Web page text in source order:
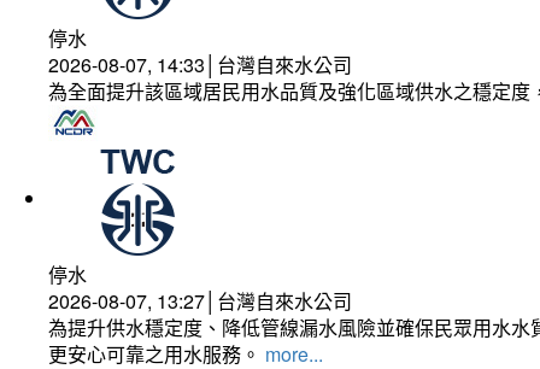
停水
2026-08-07, 14:33│台灣自來水公司
為全面提升該區域居民用水品質及強化區域供水之穩定
停水
2026-08-07, 13:27│台灣自來水公司
為提升供水穩定度、降低管線漏水風險並確保民眾用水
更安心可靠之用水服務。 more...